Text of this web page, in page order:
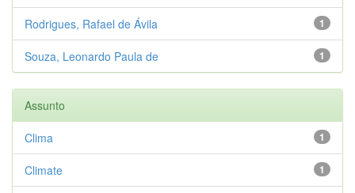
1
Rodrigues, Rafael de Ávila
1
Souza, Leonardo Paula de
Assunto
1
Clima
1
Climate